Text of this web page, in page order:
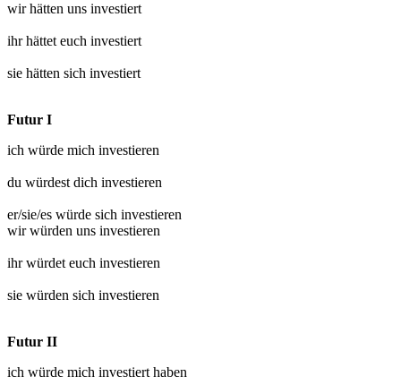
wir hätten uns investiert
ihr hättet euch investiert
sie hätten sich investiert
Futur I
ich würde mich investieren
du würdest dich investieren
er/sie/es würde sich investieren
wir würden uns investieren
ihr würdet euch investieren
sie würden sich investieren
Futur II
ich würde mich investierthaben